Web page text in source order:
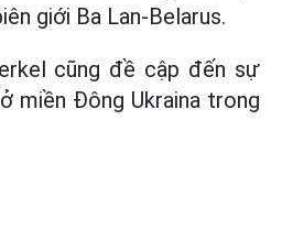
giới Ba Lan-Belarus.
cũng đề cập đến sự
miền Đông Ukraina trong